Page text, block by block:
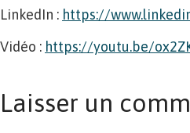
LinkedIn : https://
Vidéo : https://youtu.be/
Laisser un